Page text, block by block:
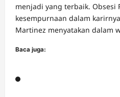
menjadi yang terbaik. Obsesi
kesempurnaan dalam
Martinez menyatakan dalam
Baca juga: